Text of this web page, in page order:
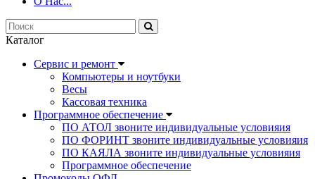
Каталог
Сервис и ремонт
Компьютеры и ноутбуки
Весы
Кассовая техника
Программное обеспечение
ПО АТОЛ звоните индивидуальные условияия
ПО ФОРИНТ звоните индивидуальные условияия
ПО КАЯЛА звоните индивидуальные условияия
Программное обеспечение